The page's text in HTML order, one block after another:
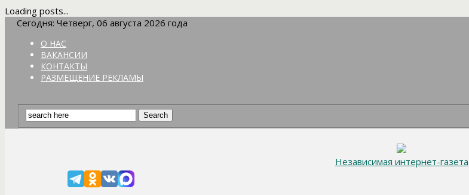
Loading posts...
Сегодня: Четверг, 06 августа 2026 года
О НАС
ВАКАНСИИ
КОНТАКТЫ
РАЗМЕЩЕНИЕ РЕКЛАМЫ
Независимая интернет-газета